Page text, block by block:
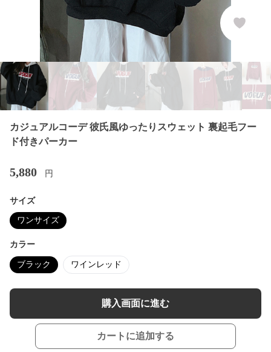
カジュアルコーデ 彼氏風ゆったりスウェット 裏起毛フー
ド付きパーカー
5,880 円
サイズ
ワンサイズ
カラー
ブラック ワインレッド
購入画面に進む
カートに追加する